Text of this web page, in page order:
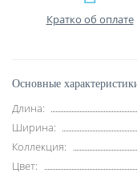
Кратко об оплате
Основные
Длина:
Ширина:
Коллекция:
Цвет: